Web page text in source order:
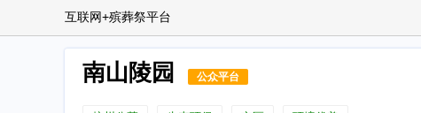
互联网+殡葬祭平台
南山陵园 公众平台